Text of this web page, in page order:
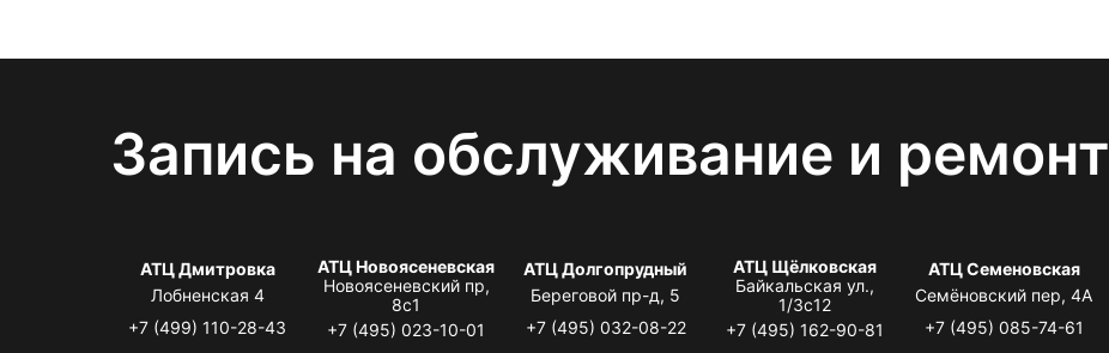
Запись на обслуживание и ремонт
АТЦ Дмитровка
Лобненская 4
+7 (499) 110-28-43
АТЦ Новоясеневская
Новоясеневский пр,
8с1
+7 (495) 023-10-01
АТЦ Долгопрудный
Береговой пр-д, 5
+7 (495) 032-08-22
АТЦ Щёлковская
Байкальская ул.,
1/3с12
+7 (495) 162-90-81
АТЦ Семеновская
Семёновский пер, 4А
+7 (495) 085-74-61